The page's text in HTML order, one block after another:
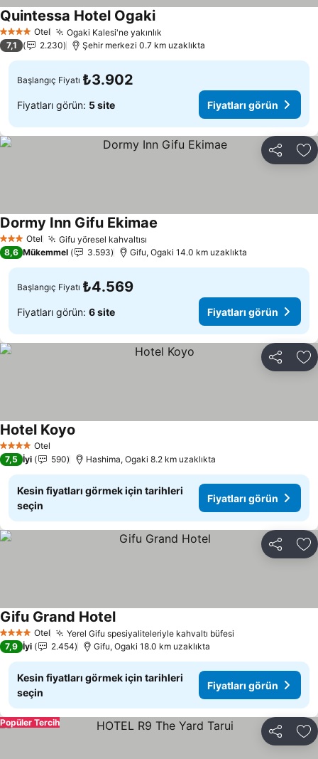
4 Yıldız Otel Ogaki Kalesi'ne yakınlık
Quintessa Hotel OgakiFiyatları görün
7,1 2.230 Şehir merkezi 0.7 km uzaklıkta
Başlangıç Fiyatı ₺3.902
Fiyatları görün: 5 site Fiyatları görün
Paylaş
3 YıldızOtel Gifu yöresel kahvaltısı
Dormy Inn Gifu Ekimae
8,6 Mükemmel 3.593 Gifu, Ogaki 14.0 km uzaklıkta
Başlangıç Fiyatı ₺4.569
Fiyatları görün: 6 site Fiyatları görün
Paylaş
4 Yıldız Otel
Hotel Koyo
7,5 İyi 590 Hashima, Ogaki 8.2 km uzaklıkta
Kesin fiyatları görmek için tarihleri
seçin
Fiyatları görün
Paylaş
4 Yıldız Otel Yerel Gifu spesiyaliteleriyle kahvaltı büfesi
Gifu Grand HotelFiyatları görün
7,9 İyi 2.454 Gifu, Ogaki 18.0 km uzaklıkta
Kesin fiyatları görmek için tarihleri
seçin
Fiyatları görün
Paylaş
Popüler Tercih